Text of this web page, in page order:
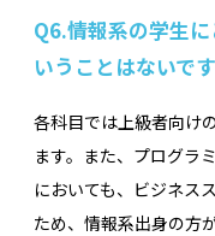
Q6.情報系の学生
いうことはないで
各科目では上級者向け
ます。また、プログラ
においても、ビジネス
ため、情報系出身の方